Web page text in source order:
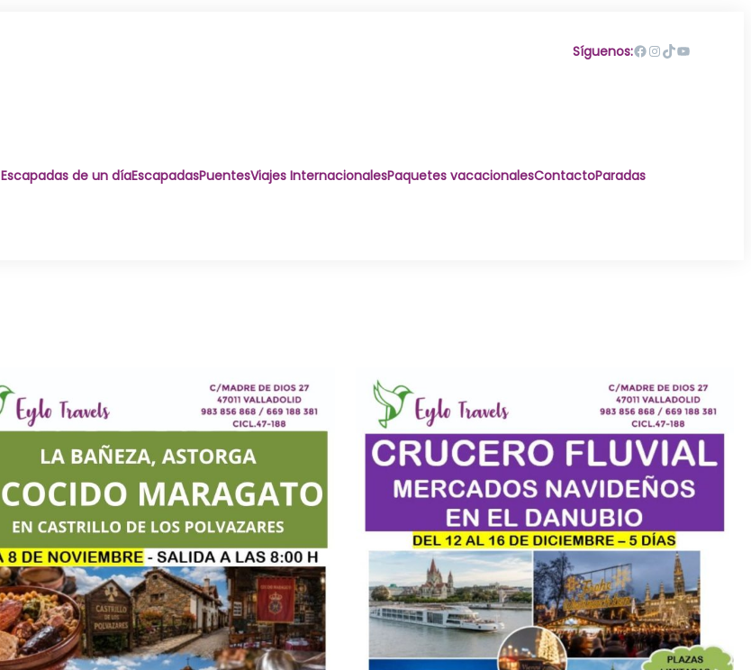
Síguenos:Facebook InstagramTikTok YouTube
Escapadas de un díaEscapadasPuentesViajes InternacionalesPaquetes vacacionalesContactoParadas